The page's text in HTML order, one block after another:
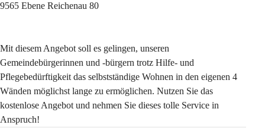
9565 Ebene Reichenau 80
Mit diesem Angebot soll es gelingen, unseren
Gemeindebürgerinnen und -bürgern trotz Hilfe- und
Pflegebedürftigkeit das selbstständige Wohnen in den eigenen 4
Wänden möglichst lange zu ermöglichen. Nutzen Sie das
kostenlose Angebot und nehmen Sie dieses tolle Service in
Anspruch!